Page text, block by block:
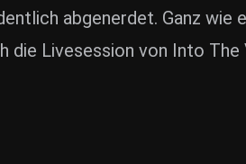
abgenerdet. Ganz
Livesession von Into